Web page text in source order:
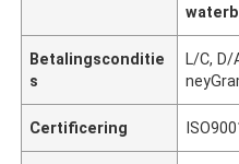
Betalingsconditie
s
L/C, D/
Certificering